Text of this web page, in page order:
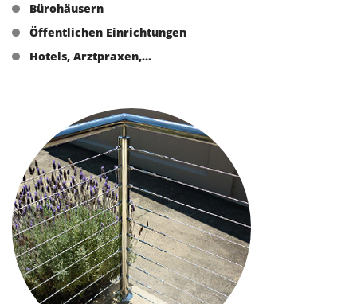
Bürohäusern
Öffentlichen Einrichtungen
Hotels, Arztpraxen,...